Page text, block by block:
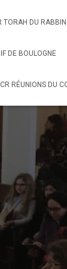
TORAH DU RABBIN
DE BOULOGNE
CR RÉUNIONS DU